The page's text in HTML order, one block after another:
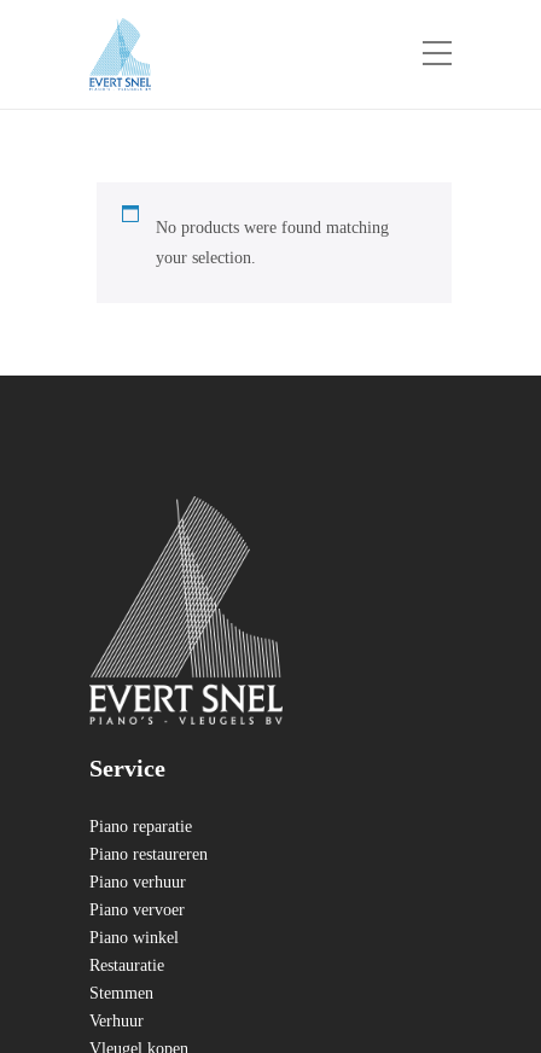
No products were found matching
your selection.
Service
Piano reparatie
Piano restaureren
Piano verhuur
Piano vervoer
Piano winkel
Restauratie
Stemmen
Verhuur
Vleugel kopen